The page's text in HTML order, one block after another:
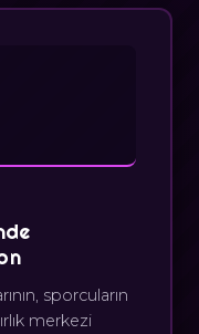
sporcuların
merkezi